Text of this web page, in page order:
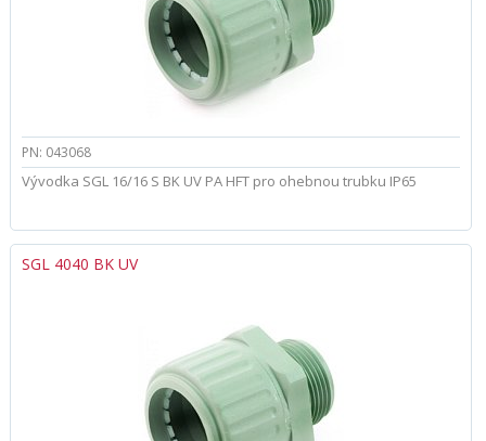
PN: 043068
Vývodka SGL 16/16 S BK UV PA HFT pro ohebnou trubku IP65
SGL 4040 BK UV